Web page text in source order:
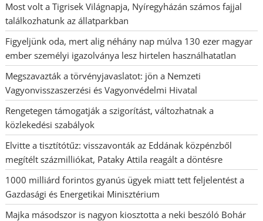
Most volt a Tigrisek Világnapja, Nyíregyházán számos fajjal
találkozhatunk az állatparkban
Figyeljünk oda, mert alig néhány nap múlva 130 ezer magyar
ember személyi igazolványa lesz hirtelen használhatatlan
Megszavazták a törvényjavaslatot: jön a Nemzeti
Vagyonvisszaszerzési és Vagyonvédelmi Hivatal
Rengetegen támogatják a szigorítást, változhatnak a
közlekedési szabályok
Elvitte a tisztítótűz: visszavonták az Eddának közpénzből
megítélt százmilliókat, Pataky Attila reagált a döntésre
1000 milliárd forintos gyanús ügyek miatt tett feljelentést a
Gazdasági és Energetikai Minisztérium
Majka másodszor is nagyon kiosztotta a neki beszóló Bohár